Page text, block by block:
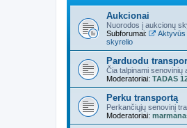
Aukcionai
Nuorodos į aukcionų
Subforumai:
Aktyvūs
skyrelio
Parduodu
Čia talpinami senovinių
Moderatoriai: TADAS
Perku transportą
Perkančiųjų senovinį
Moderatoriai: